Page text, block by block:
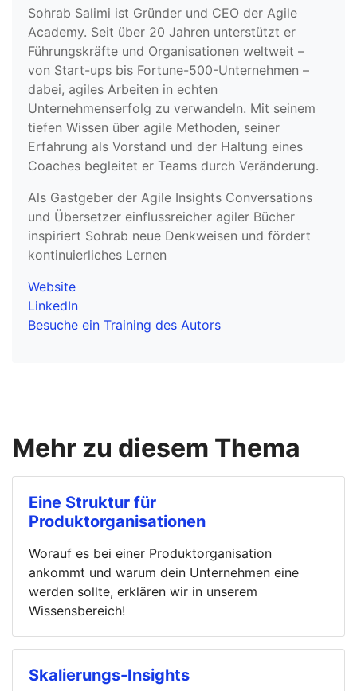
Sohrab Salimi ist Gründer und CEO der Agile
Academy. Seit über 20 Jahren unterstützt er
Führungskräfte und Organisationen weltweit –
von Start-ups bis Fortune-500-Unternehmen –
dabei, agiles Arbeiten in echten
Unternehmenserfolg zu verwandeln. Mit seinem
tiefen Wissen über agile Methoden, seiner
Erfahrung als Vorstand und der Haltung eines
Coaches begleitet er Teams durch Veränderung.
Als Gastgeber der Agile Insights Conversations
und Übersetzer einflussreicher agiler Bücher
inspiriert Sohrab neue Denkweisen und fördert
kontinuierliches Lernen
Website
LinkedIn
Besuche ein Training des Autors
Mehr zu diesem Thema
Eine Struktur für
Produktorganisationen
Worauf es bei einer Produktorganisation
ankommt und warum dein Unternehmen eine
werden sollte, erklären wir in unserem
Wissensbereich!
Skalierungs-Insights